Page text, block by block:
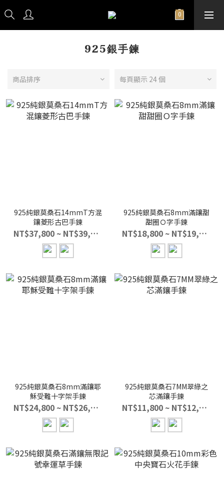
925銀手鍊
商品排序 每頁顯示 24 個
925純銀莫桑石14mmT方混
鑲菱形古巴手鍊
NT$37,800 ~ NT$39,800
925純銀莫桑石8mm滿鑲甜
甜圈Ｏ字手鍊
NT$18,800 ~ NT$19,800
925純銀莫桑石8mm滿鑲耶
穌受難十字架手鍊
NT$24,800 ~ NT$26,800
925純銀莫桑石7MM翠綠之
芯滿鑲手鍊
NT$11,800 ~ NT$12,800